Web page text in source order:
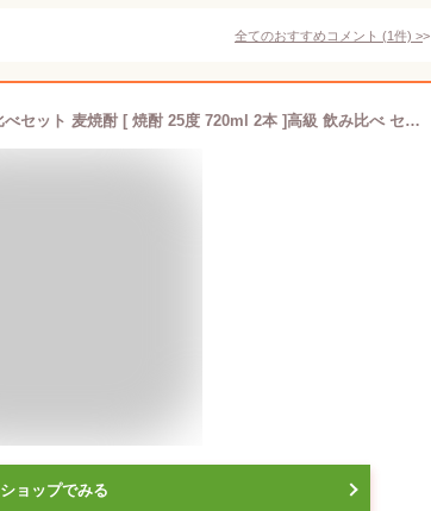
全てのおすすめコメント (1件) >
【楽天ランキング1位】 嘉助・海鴉 飲み比べセット 麦焼酎 [ 焼酎 25度 720ml 2本 ]高級 飲み比べ セット お酒 酒 ギフト プレゼント 贈り物 誕生日 お礼 内祝 壱岐焼酎 麦 古酒 壱岐 ギフトセット 金賞 父の日 父の日ギフト
ショップでみる